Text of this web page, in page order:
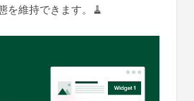
を維持できます。🧹